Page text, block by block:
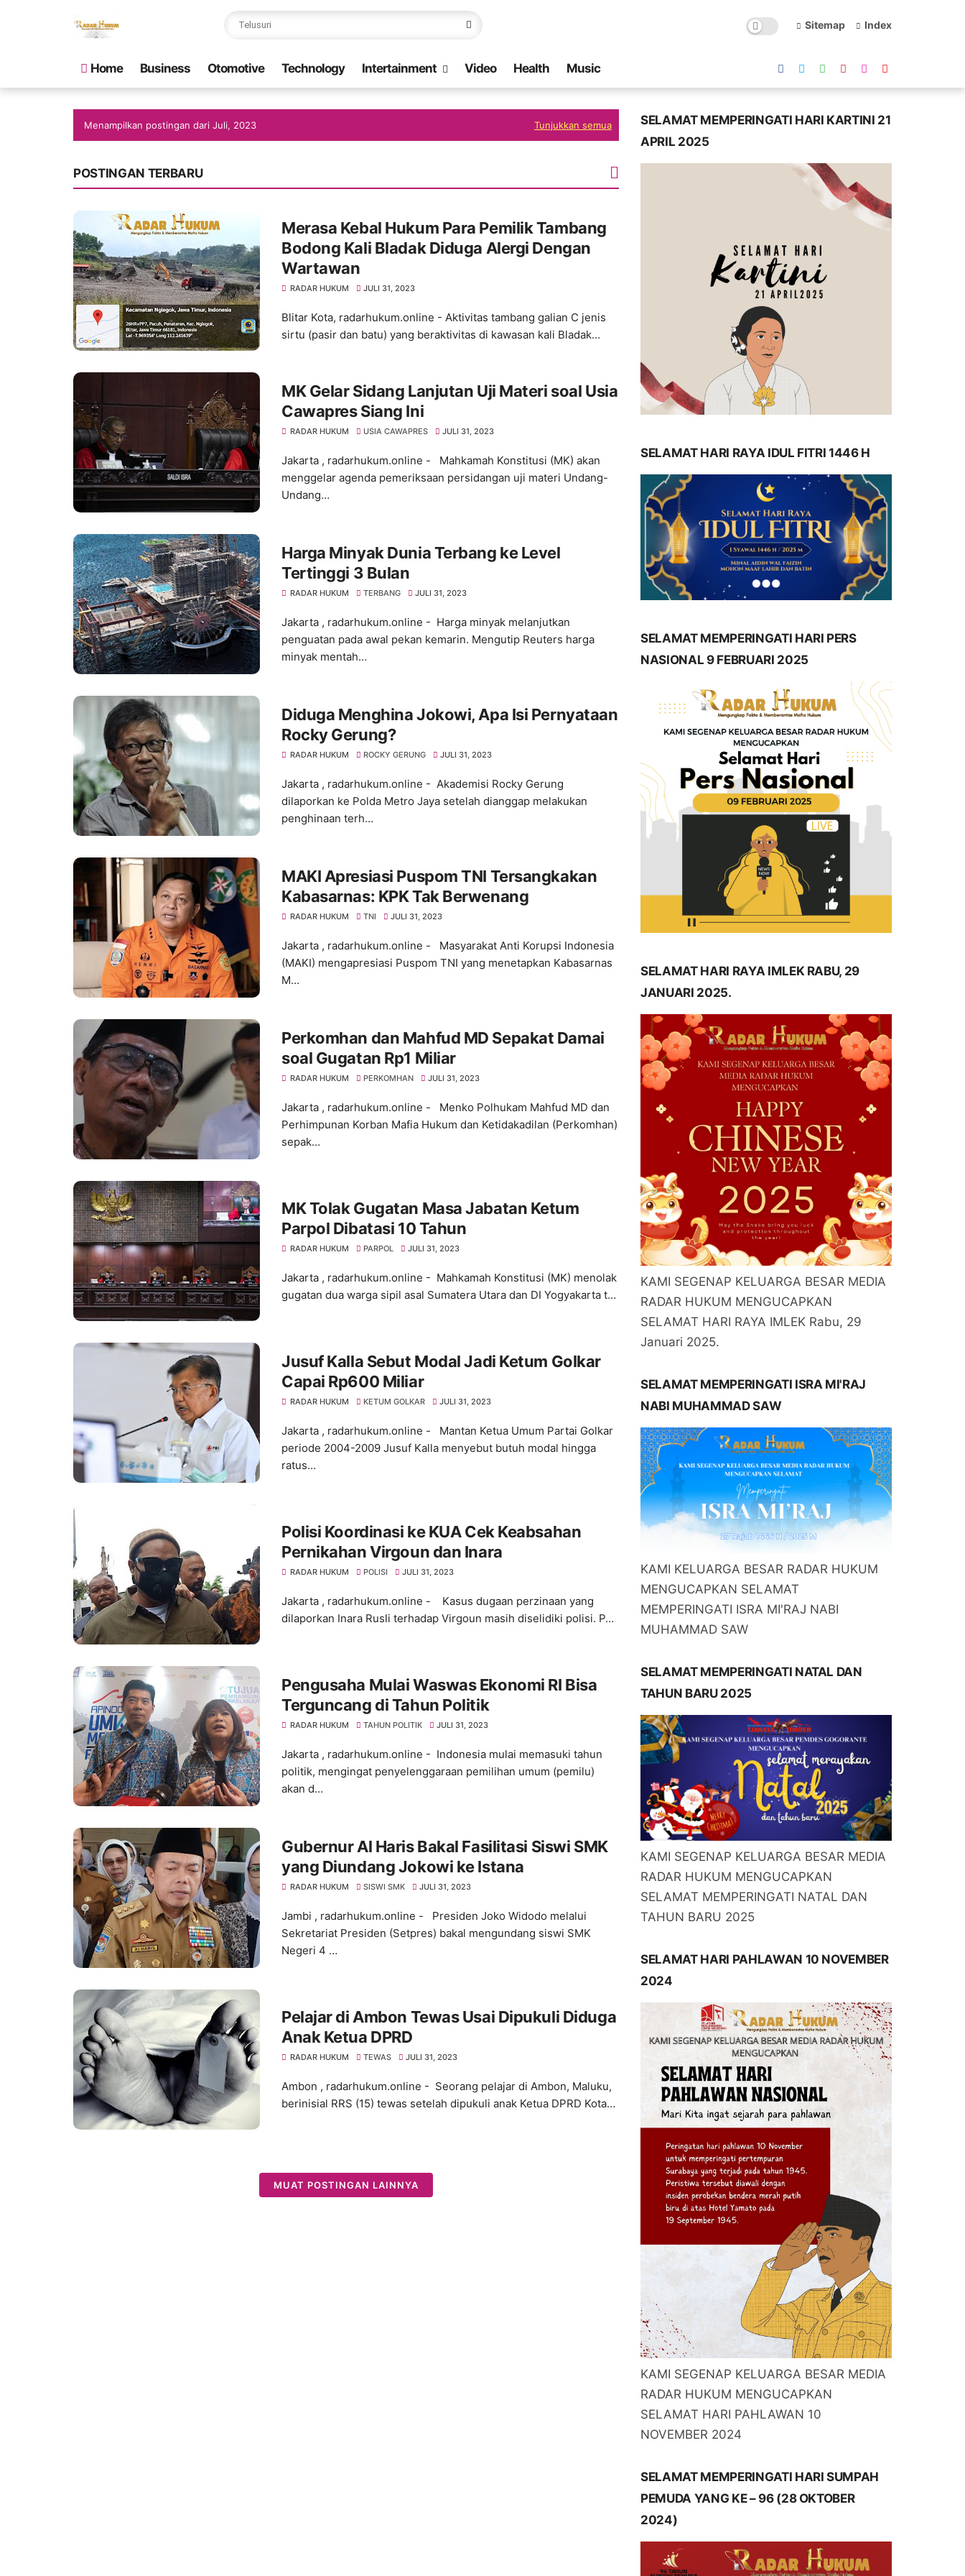
Sitemap Index
Home Business Otomotive Technology Intertainment Video Health Music
Menampilkan postingan dari Juli, 2023 Tunjukkan semua
POSTINGAN TERBARU
Merasa Kebal Hukum Para Pemilik Tambang
Bodong Kali Bladak Diduga Alergi Dengan
Wartawan
RADAR HUKUM JULI 31, 2023
Blitar Kota, radarhukum.online - Aktivitas tambang galian C jenis
sirtu (pasir dan batu) yang beraktivitas di kawasan kali Bladak…
MK Gelar Sidang Lanjutan Uji Materi soal Usia
Cawapres Siang Ini
RADAR HUKUM USIA CAWAPRES JULI 31, 2023
Jakarta , radarhukum.online - Mahkamah Konstitusi (MK) akan
menggelar agenda pemeriksaan persidangan uji materi Undang-
Undang…
Harga Minyak Dunia Terbang ke Level
Tertinggi 3 Bulan
RADAR HUKUM TERBANG JULI 31, 2023
Jakarta , radarhukum.online - Harga minyak melanjutkan
penguatan pada awal pekan kemarin. Mengutip Reuters harga
minyak mentah…
Diduga Menghina Jokowi, Apa Isi Pernyataan
Rocky Gerung?
RADAR HUKUM ROCKY GERUNG JULI 31, 2023
Jakarta , radarhukum.online - Akademisi Rocky Gerung
dilaporkan ke Polda Metro Jaya setelah dianggap melakukan
penghinaan terh…
MAKI Apresiasi Puspom TNI Tersangkakan
Kabasarnas: KPK Tak Berwenang
RADAR HUKUM TNI JULI 31, 2023
Jakarta , radarhukum.online - Masyarakat Anti Korupsi Indonesia
(MAKI) mengapresiasi Puspom TNI yang menetapkan Kabasarnas
M…
Perkomhan dan Mahfud MD Sepakat Damai
soal Gugatan Rp1 Miliar
RADAR HUKUM PERKOMHAN JULI 31, 2023
Jakarta , radarhukum.online - Menko Polhukam Mahfud MD dan
Perhimpunan Korban Mafia Hukum dan Ketidakadilan (Perkomhan)
sepak…
MK Tolak Gugatan Masa Jabatan Ketum
Parpol Dibatasi 10 Tahun
RADAR HUKUM PARPOL JULI 31, 2023
Jakarta , radarhukum.online - Mahkamah Konstitusi (MK) menolak
gugatan dua warga sipil asal Sumatera Utara dan DI Yogyakarta t…
Jusuf Kalla Sebut Modal Jadi Ketum Golkar
Capai Rp600 Miliar
RADAR HUKUM KETUM GOLKAR JULI 31, 2023
Jakarta , radarhukum.online - Mantan Ketua Umum Partai Golkar
periode 2004-2009 Jusuf Kalla menyebut butuh modal hingga
ratus…
Polisi Koordinasi ke KUA Cek Keabsahan
Pernikahan Virgoun dan Inara
RADAR HUKUM POLISI JULI 31, 2023
Jakarta , radarhukum.online - Kasus dugaan perzinaan yang
dilaporkan Inara Rusli terhadap Virgoun masih diselidiki polisi. P…
Pengusaha Mulai Waswas Ekonomi RI Bisa
Terguncang di Tahun Politik
RADAR HUKUM TAHUN POLITIK JULI 31, 2023
Jakarta , radarhukum.online - Indonesia mulai memasuki tahun
politik, mengingat penyelenggaraan pemilihan umum (pemilu)
akan d…
Gubernur Al Haris Bakal Fasilitasi Siswi SMK
yang Diundang Jokowi ke Istana
RADAR HUKUM SISWI SMK JULI 31, 2023
Jambi , radarhukum.online - Presiden Joko Widodo melalui
Sekretariat Presiden (Setpres) bakal mengundang siswi SMK
Negeri 4 …
Pelajar di Ambon Tewas Usai Dipukuli Diduga
Anak Ketua DPRD
RADAR HUKUM TEWAS JULI 31, 2023
Ambon , radarhukum.online - Seorang pelajar di Ambon, Maluku,
berinisial RRS (15) tewas setelah dipukuli anak Ketua DPRD Kota…
MUAT POSTINGAN LAINNYA
SELAMAT MEMPERINGATI HARI KARTINI 21
APRIL 2025
SELAMAT HARI RAYA IDUL FITRI 1446 H
SELAMAT MEMPERINGATI HARI PERS
NASIONAL 9 FEBRUARI 2025
SELAMAT HARI RAYA IMLEK RABU, 29
JANUARI 2025.
KAMI SEGENAP KELUARGA BESAR MEDIA
RADAR HUKUM MENGUCAPKAN
SELAMAT HARI RAYA IMLEK Rabu, 29
Januari 2025.
SELAMAT MEMPERINGATI ISRA MI'RAJ
NABI MUHAMMAD SAW
KAMI KELUARGA BESAR RADAR HUKUM
MENGUCAPKAN SELAMAT
MEMPERINGATI ISRA MI'RAJ NABI
MUHAMMAD SAW
SELAMAT MEMPERINGATI NATAL DAN
TAHUN BARU 2025
KAMI SEGENAP KELUARGA BESAR MEDIA
RADAR HUKUM MENGUCAPKAN
SELAMAT MEMPERINGATI NATAL DAN
TAHUN BARU 2025
SELAMAT HARI PAHLAWAN 10 NOVEMBER
2024
KAMI SEGENAP KELUARGA BESAR MEDIA
RADAR HUKUM MENGUCAPKAN
SELAMAT HARI PAHLAWAN 10
NOVEMBER 2024
SELAMAT MEMPERINGATI HARI SUMPAH
PEMUDA YANG KE – 96 (28 OKTOBER
2024)